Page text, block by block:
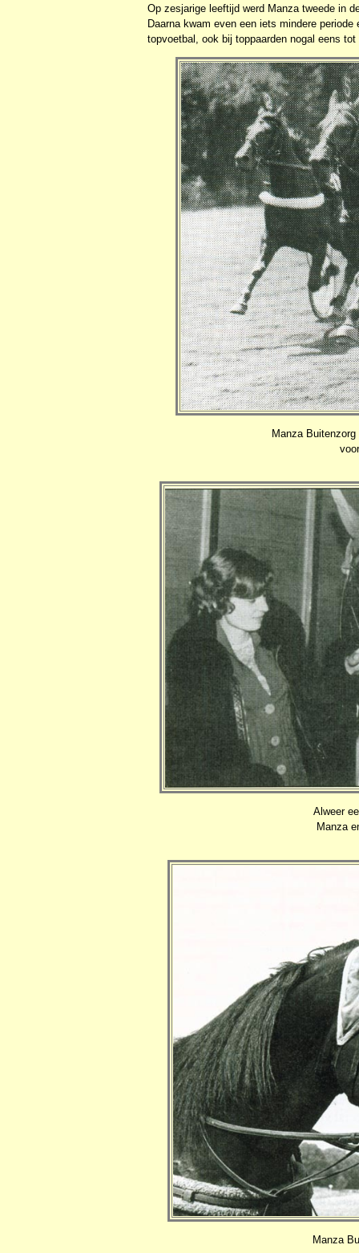
Op zesjarige leeftijd werd Manza tweede in
Daarna kwam even een iets mindere
topvoetbal, ook bij toppaarden nogal eens
Manza
Alweer
Manza
Manza